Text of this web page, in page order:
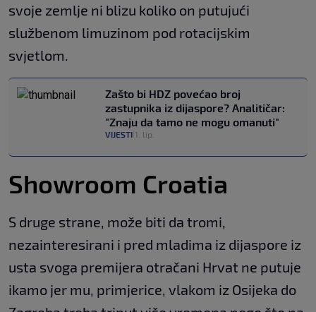
svoje zemlje ni blizu koliko on putujući
službenom limuzinom pod rotacijskim
svjetlom.
Zašto bi HDZ povećao broj
zastupnika iz dijaspore? Analitičar:
"Znaju da tamo ne mogu omanuti"
VIJESTI 1. lip.
Showroom Croatia
S druge strane, može biti da tromi,
nezainteresirani i pred mladima iz dijaspore iz
usta svoga premijera otračani Hrvat ne putuje
ikamo jer mu, primjerice, vlakom iz Osijeka do